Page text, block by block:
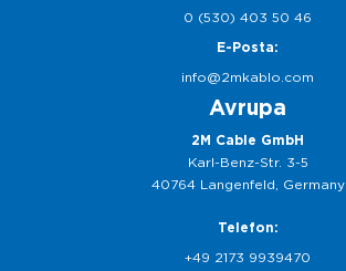
0 (530) 403 50 46
E-Posta:
info@2mkablo.com
Avrupa
2M Cable GmbH
Karl-Benz-Str. 3-5
40764 Langenfeld, Germany
Telefon:
+49 2173 9939470